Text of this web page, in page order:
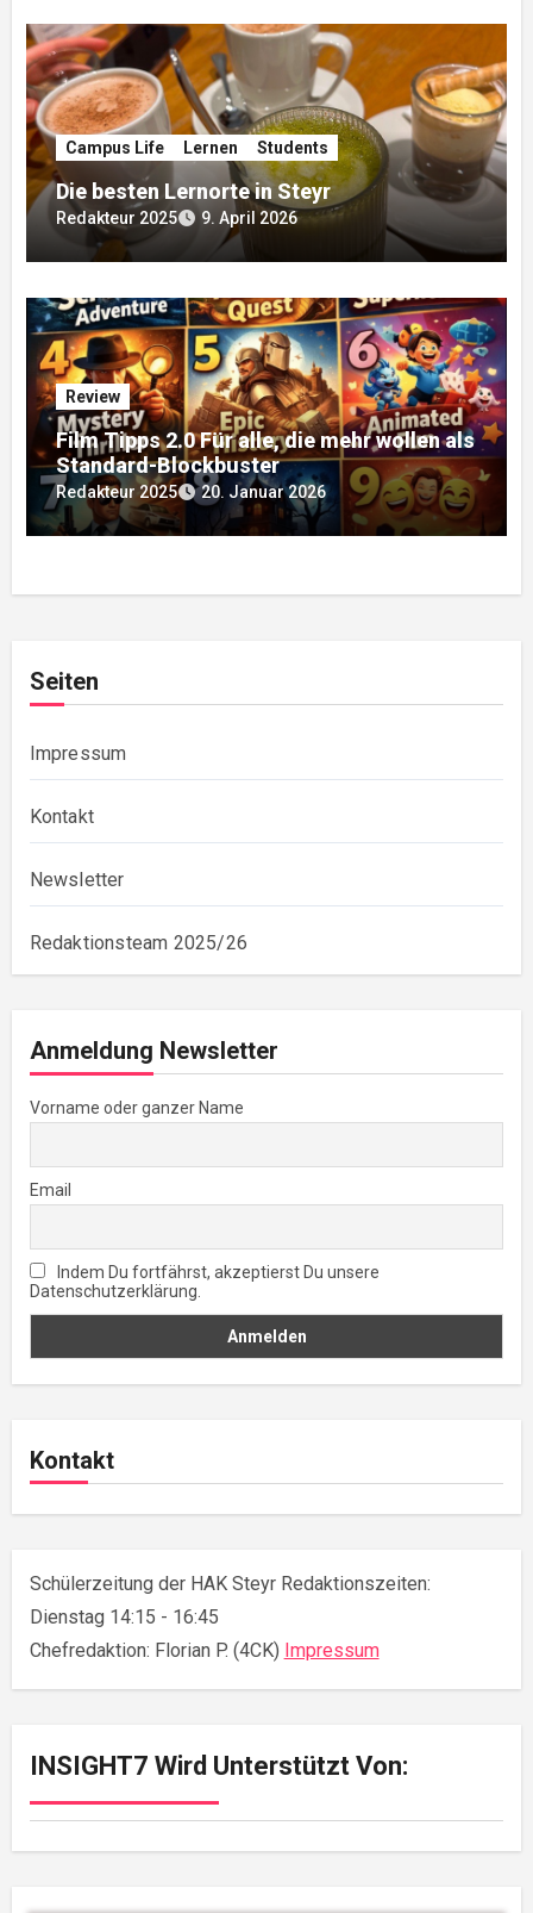
Campus Life Lernen Students
Die besten Lernorte in Steyr
Redakteur 2025 9. April 2026
Review
Film Tipps 2.0 Für alle, die mehr wollen als
Standard-Blockbuster
Redakteur 2025 20. Januar 2026
Seiten
Impressum
Kontakt
Newsletter
Redaktionsteam 2025/26
Anmeldung Newsletter
Vorname oder ganzer Name
Email
Indem Du fortfährst, akzeptierst Du unsere
Datenschutzerklärung.
Kontakt
Schülerzeitung der HAK Steyr Redaktionszeiten:
Dienstag 14:15 - 16:45
Chefredaktion: Florian P. (4CK) Impressum
INSIGHT7 Wird Unterstützt Von: